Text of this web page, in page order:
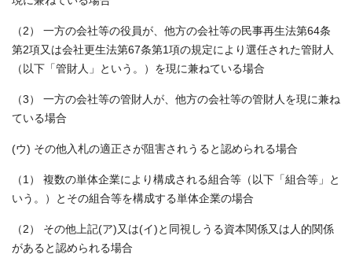
（2） 一方の会社等の役員が、他方の会社等の民事再生法第64条
第2項又は会社更生法第67条第1項の規定により選任された管財人
（以下「管財人」という。）を現に兼ねている場合
（3） 一方の会社等の管財人が、他方の会社等の管財人を現に兼ね
ている場合
(ウ) その他入札の適正さが阻害されうると認められる場合
（1） 複数の単体企業により構成される組合等（以下「組合等」と
いう。）とその組合等を構成する単体企業の場合
（2） その他上記(ア)又は(イ)と同視しうる資本関係又は人的関係
があると認められる場合